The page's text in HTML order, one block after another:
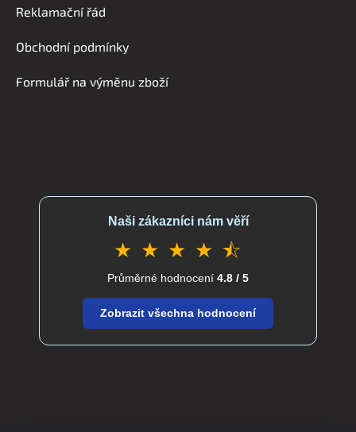
Reklamační řád
Obchodní podmínky
Formulář na výměnu zboží
Naši zákazníci nám věří
★ ★ ★ ★ ⯪
Průměrné hodnocení 4.8 / 5
Zobrazit všechna hodnocení